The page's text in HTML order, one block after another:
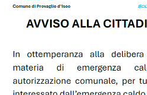
per la vostra
seguito riaffermare alcune
del servizio di raccolta dei
RIFIUTI